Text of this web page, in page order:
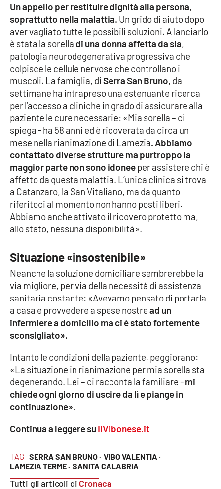
VIDEO
Ambiente
Cronaca
Cultura
Economia e Lavoro
Politica
Sanità
Società
Sport
RUBRICHE
Good Morning Vietnam
Parchi Marini Calabria
Leggendo Alvaro insieme
Imprese Di Calabria
Le perfidie di Antonella Grippo
STREAMING
LaC TV
TAG SERRA SAN BRUNO · VIBO VALENTIA ·
LAMEZIA TERME · SANITA CALABRIA
Tutti gli articoli di Cronaca
Un appello per restituire dignità alla persona,
soprattutto nella malattia. Un grido di aiuto dopo
aver vagliato tutte le possibili soluzioni. A lanciarlo
è stata la sorella di una donna affetta da sla,
patologia neurodegenerativa progressiva che
colpisce le cellule nervose che controllano i
muscoli. La famiglia, diSerra San Bruno, da
settimane ha intrapreso una estenuante ricerca
per l’accesso a cliniche in grado di assicurare alla
paziente le cure necessarie: «Mia sorella – ci
spiega - ha 58 anni ed è ricoverata da circa un
mese nella rianimazione di Lamezia. Abbiamo
contattato diverse strutture ma purtroppo la
maggior parte non sono idoneeper assistere chi è
affetto da questa malattia. L’unica clinica si trova
a Catanzaro, la San Vitaliano, ma da quanto
riferitoci al momento non hanno posti liberi.
Abbiamo anche attivato il ricovero protetto ma,
allo stato, nessuna disponibilità».
Situazione «insostenibile»
Neanche la soluzione domiciliare sembrerebbe la
via migliore, per via della necessità di assistenza
sanitaria costante: «Avevamo pensato di portarla
a casa e provvedere a spese nostread un
infermiere a domicilio ma ci è stato fortemente
sconsigliato».
Intanto le condizioni della paziente, peggiorano:
«La situazione in rianimazione per mia sorella sta
degenerando. Lei – ci racconta la familiare -mi
chiede ogni giorno di uscire da lì e piange in
continuazione».
Continua a leggere su IlVibonese.it